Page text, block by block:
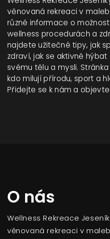
věnovaná rekreaci v
různé informace o
wellness procedurách a
najdete užitečné tipy, jak
zdraví, jak se aktivně
svému tělu a mysli.
kdo milují přírodu, sport a
Přidejte se k nám a
O nás
Wellness Rekreace
věnovaná rekreaci v